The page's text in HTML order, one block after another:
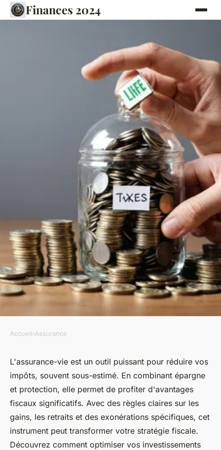
Finances 2024
Réduire ses impôts facilement
grâce à l'assurance-vie
admin•18 février 2025 •3 min de lecture
Accueil›Assurance
L'assurance-vie est un outil puissant pour réduire vos
impôts, souvent sous-estimé. En combinant épargne
et protection, elle permet de profiter d'avantages
fiscaux significatifs. Avec des règles claires sur les
gains, les retraits et des exonérations spécifiques, cet
instrument peut transformer votre stratégie fiscale.
Découvrez comment optimiser vos investissements